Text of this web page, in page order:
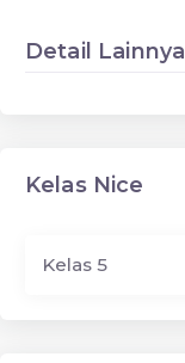
Detail Lainnya
Kelas Nice
Kelas 5